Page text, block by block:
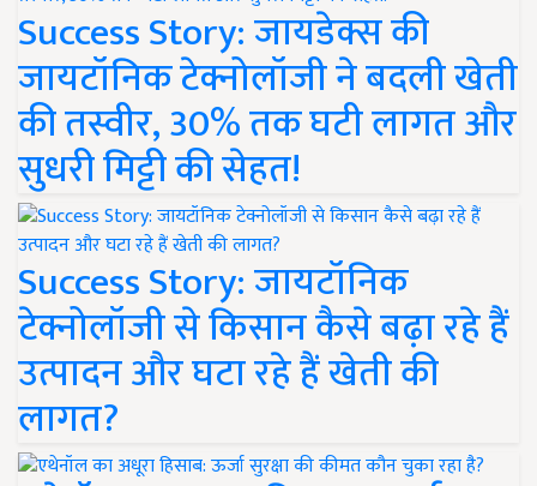
Success Story: जायडेक्स की
जायटॉनिक टेक्नोलॉजी ने बदली खेती
की तस्वीर, 30% तक घटी लागत और
सुधरी मिट्टी की सेहत!
Success Story: जायटॉनिक
टेक्नोलॉजी से किसान कैसे बढ़ा रहे हैं
उत्पादन और घटा रहे हैं खेती की
लागत?